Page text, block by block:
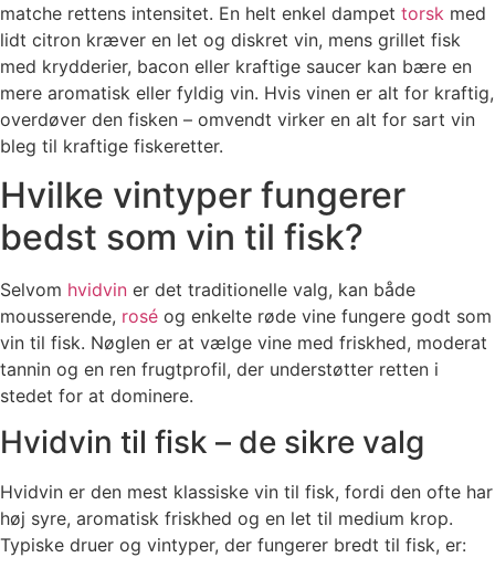
matche rettens intensitet. En helt enkel dampet torsk med
lidt citron kræver en let og diskret vin, mens grillet fisk
med krydderier, bacon eller kraftige saucer kan bære en
mere aromatisk eller fyldig vin. Hvis vinen er alt for kraftig,
overdøver den fisken – omvendt virker en alt for sart vin
bleg til kraftige fiskeretter.
Hvilke vintyper fungerer
bedst som vin til fisk?
Selvom hvidvin er det traditionelle valg, kan både
mousserende, rosé og enkelte røde vine fungere godt som
vin til fisk. Nøglen er at vælge vine med friskhed, moderat
tannin og en ren frugtprofil, der understøtter retten i
stedet for at dominere.
Hvidvin til fisk – de sikre valg
Hvidvin er den mest klassiske vin til fisk, fordi den ofte har
høj syre, aromatisk friskhed og en let til medium krop.
Typiske druer og vintyper, der fungerer bredt til fisk, er: